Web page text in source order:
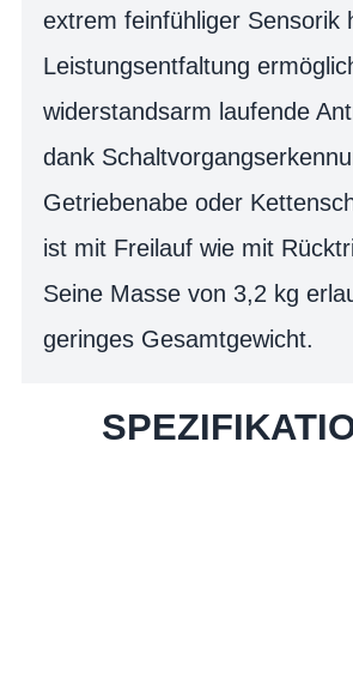
extrem feinfühliger Sensorik
Leistungsentfaltung
widerstandsarm laufende
dank
Getriebenabe oder
ist mit Freilauf wie mit
Seine Masse von 3,2 kg
geringes Gesamtgewicht.